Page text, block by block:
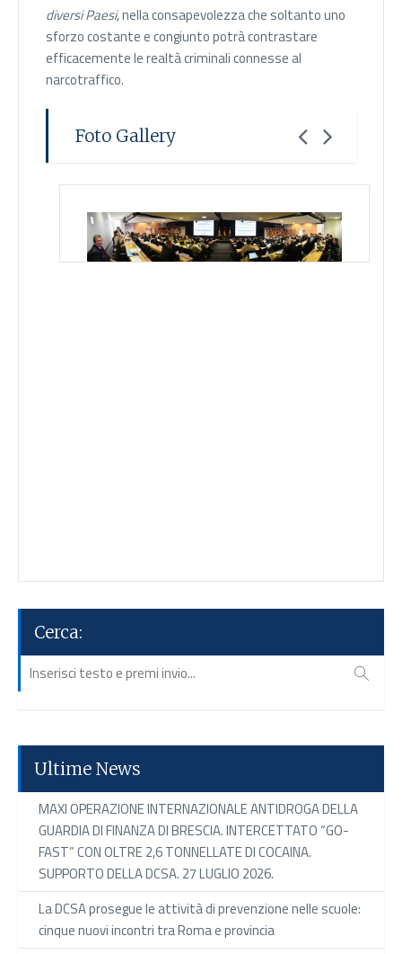
Cerca:
Ultime News
MAXI OPERAZIONE INTERNAZIONALE ANTIDROGA DELLA
GUARDIA DI FINANZA DI BRESCIA. INTERCETTATO “GO-
FAST” CON OLTRE 2,6 TONNELLATE DI COCAINA.
SUPPORTO DELLA DCSA. 27 LUGLIO 2026.
La DCSA prosegue le attività di prevenzione nelle scuole:
cinque nuovi incontri tra Roma e provincia
diversi Paesi, nella consapevolezza che soltanto uno
sforzo costante e congiunto potrà contrastare
efficacemente le realtà criminali connesse al
narcotraffico.
Foto Gallery